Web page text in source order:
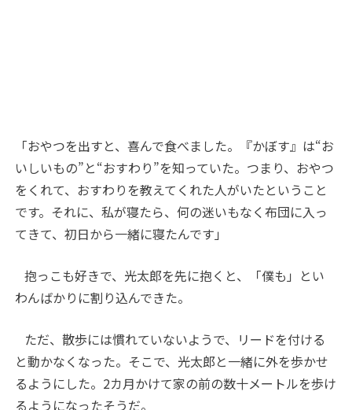
「おやつを出すと、喜んで食べました。『かぼす』は“お
いしいもの”と“おすわり”を知っていた。つまり、おやつ
をくれて、おすわりを教えてくれた人がいたということ
です。それに、私が寝たら、何の迷いもなく布団に入っ
てきて、初日から一緒に寝たんです」
抱っこも好きで、光太郎を先に抱くと、「僕も」とい
わんばかりに割り込んできた。
ただ、散歩には慣れていないようで、リードを付ける
と動かなくなった。そこで、光太郎と一緒に外を歩かせ
るようにした。 2カ月かけて家の前の数十メートルを歩け
るようになったそうだ。